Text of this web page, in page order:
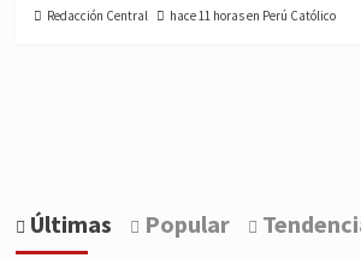
Redacción Central hace 11 horas en Perú Católico
Últimas Popular